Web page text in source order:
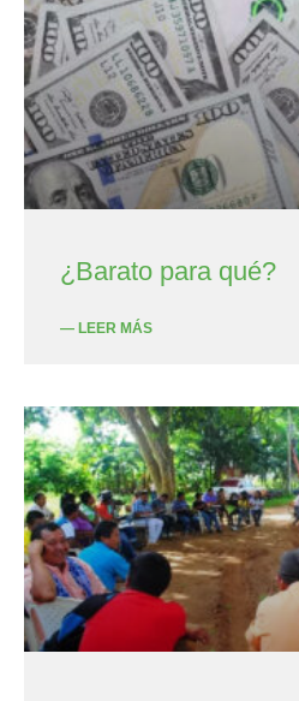
¿Barato para qué?
— LEER MÁS